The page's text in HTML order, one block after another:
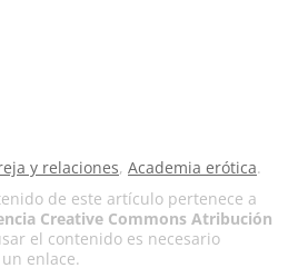
y relaciones, Academia erótica.
de este artículo pertenece a
Creative Commons Atribución
el contenido es necesario
enlace.